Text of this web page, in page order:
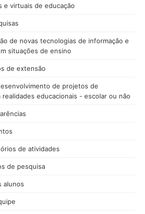
e virtuais de educação
de novas tecnologias de informação e
situações de ensino
de extensão
de projetos de
educacionais - escolar ou não
de atividades
de pesquisa
alunos